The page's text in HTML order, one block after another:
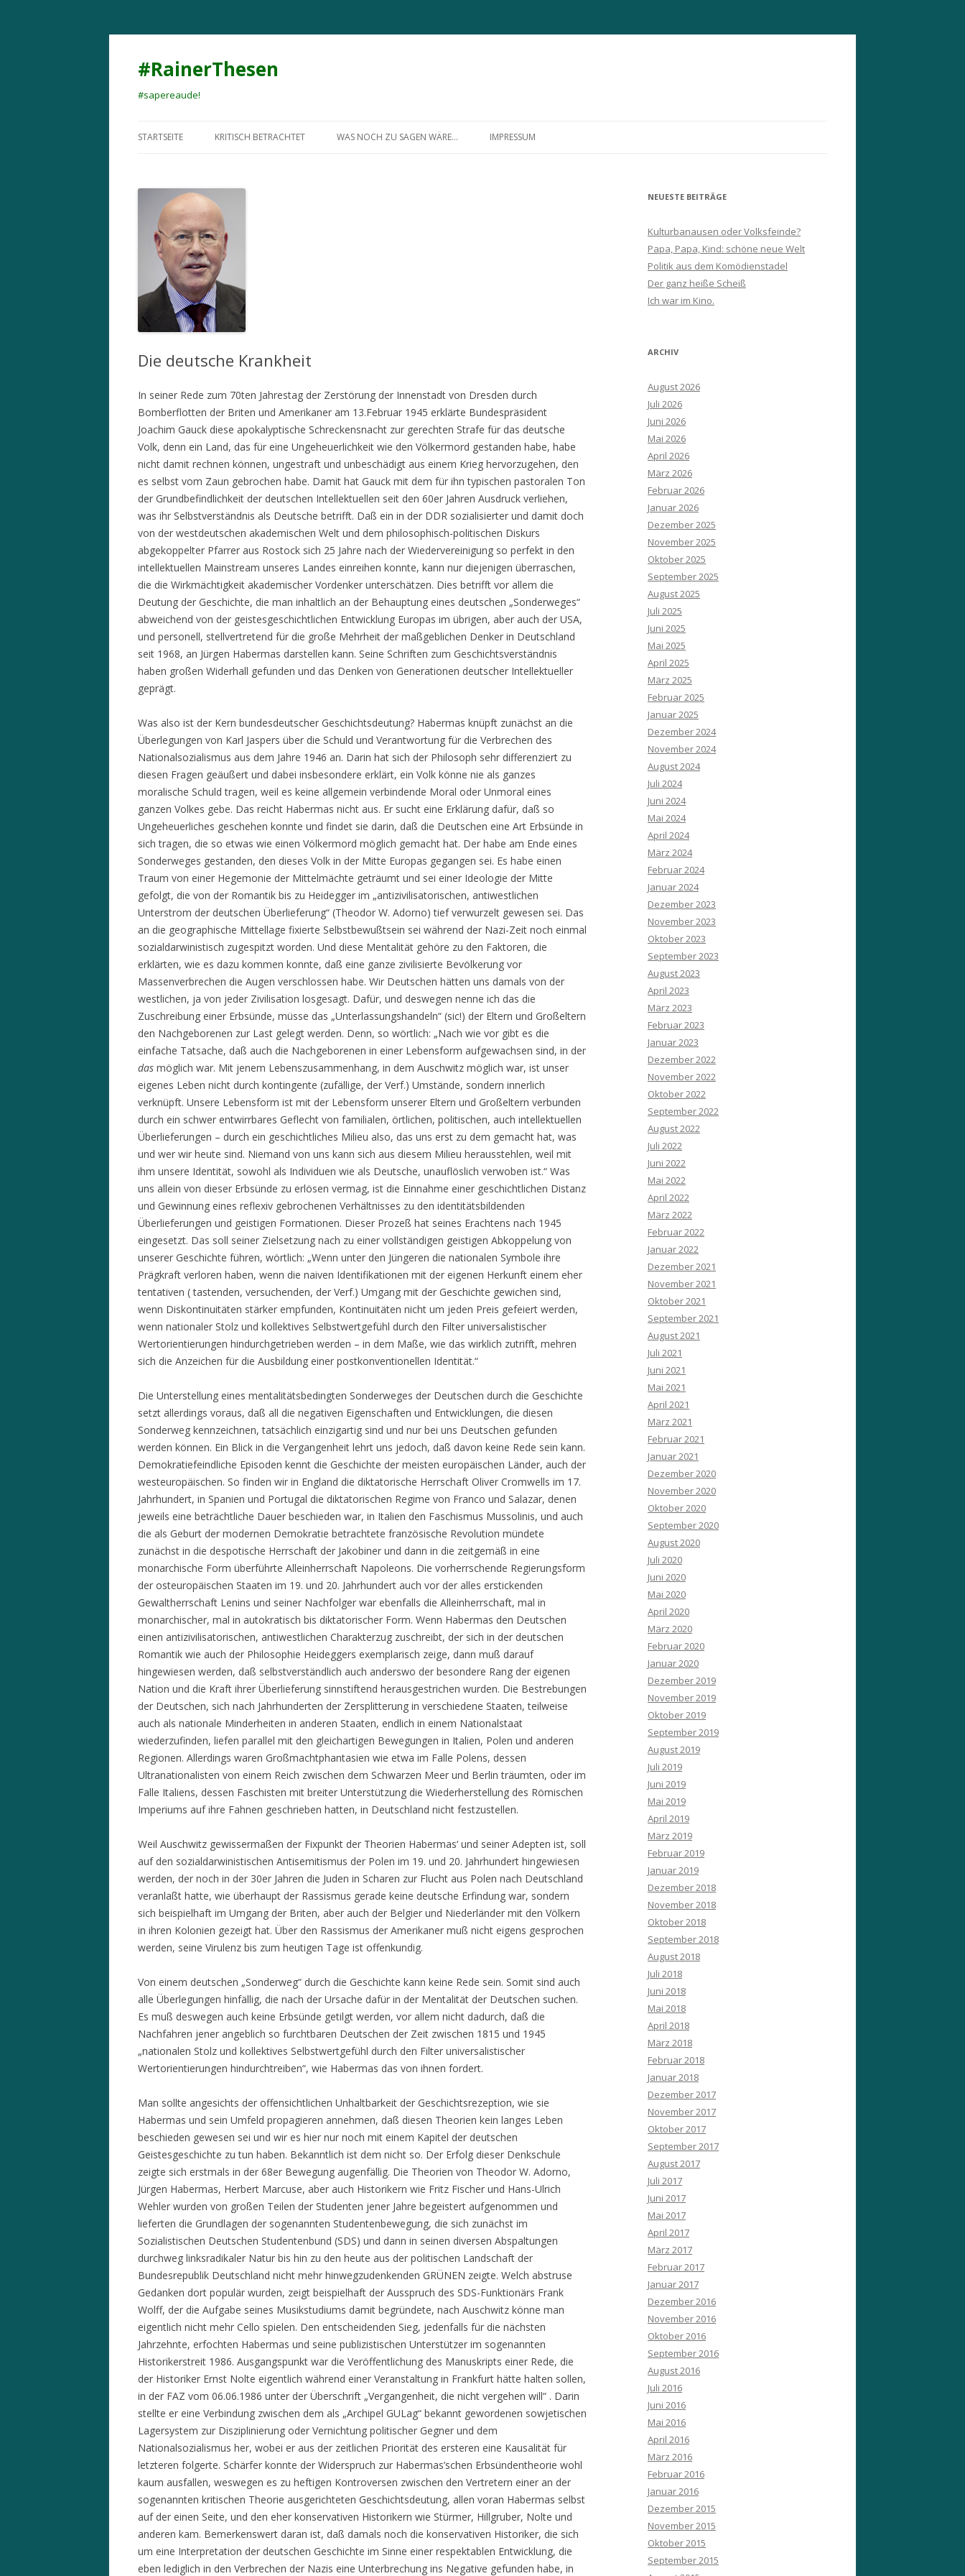
#RainerThesen
#sapereaude!
Inhalt
STARTSEITE KRITISCH BETRACHTET WAS NOCH ZU SAGEN WÄRE… IMPRESSUM
Die deutsche Krankheit
In seiner Rede zum 70ten Jahrestag der Zerstörung der Innenstadt von Dresden durch
Bomberflotten der Briten und Amerikaner am 13.Februar 1945 erklärte Bundespräsident
Joachim Gauck diese apokalyptische Schreckensnacht zur gerechten Strafe für das deutsche
Volk, denn ein Land, das für eine Ungeheuerlichkeit wie den Völkermord gestanden habe, habe
nicht damit rechnen können, ungestraft und unbeschädigt aus einem Krieg hervorzugehen, den
es selbst vom Zaun gebrochen habe. Damit hat Gauck mit dem für ihn typischen pastoralen Ton
der Grundbefindlichkeit der deutschen Intellektuellen seit den 60er Jahren Ausdruck verliehen,
was ihr Selbstverständnis als Deutsche betrifft. Daß ein in der DDR sozialisierter und damit doch
von der westdeutschen akademischen Welt und dem philosophisch-politischen Diskurs
abgekoppelter Pfarrer aus Rostock sich 25 Jahre nach der Wiedervereinigung so perfekt in den
intellektuellen Mainstream unseres Landes einreihen konnte, kann nur diejenigen überraschen,
die die Wirkmächtigkeit akademischer Vordenker unterschätzen. Dies betrifft vor allem die
Deutung der Geschichte, die man inhaltlich an der Behauptung eines deutschen „Sonderweges“
abweichend von der geistesgeschichtlichen Entwicklung Europas im übrigen, aber auch der USA,
und personell, stellvertretend für die große Mehrheit der maßgeblichen Denker in Deutschland
seit 1968, an Jürgen Habermas darstellen kann. Seine Schriften zum Geschichtsverständnis
haben großen Widerhall gefunden und das Denken von Generationen deutscher Intellektueller
geprägt.
Was also ist der Kern bundesdeutscher Geschichtsdeutung? Habermas knüpft zunächst an die
Überlegungen von Karl Jaspers über die Schuld und Verantwortung für die Verbrechen des
Nationalsozialismus aus dem Jahre 1946 an. Darin hat sich der Philosoph sehr differenziert zu
diesen Fragen geäußert und dabei insbesondere erklärt, ein Volk könne nie als ganzes
moralische Schuld tragen, weil es keine allgemein verbindende Moral oder Unmoral eines
ganzen Volkes gebe. Das reicht Habermas nicht aus. Er sucht eine Erklärung dafür, daß so
Ungeheuerliches geschehen konnte und findet sie darin, daß die Deutschen eine Art Erbsünde in
sich tragen, die so etwas wie einen Völkermord möglich gemacht hat. Der habe am Ende eines
Sonderweges gestanden, den dieses Volk in der Mitte Europas gegangen sei. Es habe einen
Traum von einer Hegemonie der Mittelmächte geträumt und sei einer Ideologie der Mitte
gefolgt, die von der Romantik bis zu Heidegger im „antizivilisatorischen, antiwestlichen
Unterstrom der deutschen Überlieferung“ (Theodor W. Adorno) tief verwurzelt gewesen sei. Das
an die geographische Mittellage fixierte Selbstbewußtsein sei während der Nazi-Zeit noch einmal
sozialdarwinistisch zugespitzt worden. Und diese Mentalität gehöre zu den Faktoren, die
erklärten, wie es dazu kommen konnte, daß eine ganze zivilisierte Bevölkerung vor
Massenverbrechen die Augen verschlossen habe. Wir Deutschen hätten uns damals von der
westlichen, ja von jeder Zivilisation losgesagt. Dafür, und deswegen nenne ich das die
Zuschreibung einer Erbsünde, müsse das „Unterlassungshandeln“ (sic!) der Eltern und Großeltern
den Nachgeborenen zur Last gelegt werden. Denn, so wörtlich: „Nach wie vor gibt es die
einfache Tatsache, daß auch die Nachgeborenen in einer Lebensform aufgewachsen sind, in der
das möglich war. Mit jenem Lebenszusammenhang, in dem Auschwitz möglich war, ist unser
eigenes Leben nicht durch kontingente (zufällige, der Verf.) Umstände, sondern innerlich
verknüpft. Unsere Lebensform ist mit der Lebensform unserer Eltern und Großeltern verbunden
durch ein schwer entwirrbares Geflecht von familialen, örtlichen, politischen, auch intellektuellen
Überlieferungen – durch ein geschichtliches Milieu also, das uns erst zu dem gemacht hat, was
und wer wir heute sind. Niemand von uns kann sich aus diesem Milieu herausstehlen, weil mit
ihm unsere Identität, sowohl als Individuen wie als Deutsche, unauflöslich verwoben ist.“ Was
uns allein von dieser Erbsünde zu erlösen vermag, ist die Einnahme einer geschichtlichen Distanz
und Gewinnung eines reflexiv gebrochenen Verhältnisses zu den identitätsbildenden
Überlieferungen und geistigen Formationen. Dieser Prozeß hat seines Erachtens nach 1945
eingesetzt. Das soll seiner Zielsetzung nach zu einer vollständigen geistigen Abkoppelung von
unserer Geschichte führen, wörtlich: „Wenn unter den Jüngeren die nationalen Symbole ihre
Prägkraft verloren haben, wenn die naiven Identifikationen mit der eigenen Herkunft einem eher
tentativen ( tastenden, versuchenden, der Verf.) Umgang mit der Geschichte gewichen sind,
wenn Diskontinuitäten stärker empfunden, Kontinuitäten nicht um jeden Preis gefeiert werden,
wenn nationaler Stolz und kollektives Selbstwertgefühl durch den Filter universalistischer
Wertorientierungen hindurchgetrieben werden – in dem Maße, wie das wirklich zutrifft, mehren
sich die Anzeichen für die Ausbildung einer postkonventionellen Identität.“
Die Unterstellung eines mentalitätsbedingten Sonderweges der Deutschen durch die Geschichte
setzt allerdings voraus, daß all die negativen Eigenschaften und Entwicklungen, die diesen
Sonderweg kennzeichnen, tatsächlich einzigartig sind und nur bei uns Deutschen gefunden
werden können. Ein Blick in die Vergangenheit lehrt uns jedoch, daß davon keine Rede sein kann.
Demokratiefeindliche Episoden kennt die Geschichte der meisten europäischen Länder, auch der
westeuropäischen. So finden wir in England die diktatorische Herrschaft Oliver Cromwells im 17.
Jahrhundert, in Spanien und Portugal die diktatorischen Regime von Franco und Salazar, denen
jeweils eine beträchtliche Dauer beschieden war, in Italien den Faschismus Mussolinis, und auch
die als Geburt der modernen Demokratie betrachtete französische Revolution mündete
zunächst in die despotische Herrschaft der Jakobiner und dann in die zeitgemäß in eine
monarchische Form überführte Alleinherrschaft Napoleons. Die vorherrschende Regierungsform
der osteuropäischen Staaten im 19. und 20. Jahrhundert auch vor der alles erstickenden
Gewaltherrschaft Lenins und seiner Nachfolger war ebenfalls die Alleinherrschaft, mal in
monarchischer, mal in autokratisch bis diktatorischer Form. Wenn Habermas den Deutschen
einen antizivilisatorischen, antiwestlichen Charakterzug zuschreibt, der sich in der deutschen
Romantik wie auch der Philosophie Heideggers exemplarisch zeige, dann muß darauf
hingewiesen werden, daß selbstverständlich auch anderswo der besondere Rang der eigenen
Nation und die Kraft ihrer Überlieferung sinnstiftend herausgestrichen wurden. Die Bestrebungen
der Deutschen, sich nach Jahrhunderten der Zersplitterung in verschiedene Staaten, teilweise
auch als nationale Minderheiten in anderen Staaten, endlich in einem Nationalstaat
wiederzufinden, liefen parallel mit den gleichartigen Bewegungen in Italien, Polen und anderen
Regionen. Allerdings waren Großmachtphantasien wie etwa im Falle Polens, dessen
Ultranationalisten von einem Reich zwischen dem Schwarzen Meer und Berlin träumten, oder im
Falle Italiens, dessen Faschisten mit breiter Unterstützung die Wiederherstellung des Römischen
Imperiums auf ihre Fahnen geschrieben hatten, in Deutschland nicht festzustellen.
Weil Auschwitz gewissermaßen der Fixpunkt der Theorien Habermas‘ und seiner Adepten ist, soll
auf den sozialdarwinistischen Antisemitismus der Polen im 19. und 20. Jahrhundert hingewiesen
werden, der noch in der 30er Jahren die Juden in Scharen zur Flucht aus Polen nach Deutschland
veranlaßt hatte, wie überhaupt der Rassismus gerade keine deutsche Erfindung war, sondern
sich beispielhaft im Umgang der Briten, aber auch der Belgier und Niederländer mit den Völkern
in ihren Kolonien gezeigt hat. Über den Rassismus der Amerikaner muß nicht eigens gesprochen
werden, seine Virulenz bis zum heutigen Tage ist offenkundig.
Von einem deutschen „Sonderweg“ durch die Geschichte kann keine Rede sein. Somit sind auch
alle Überlegungen hinfällig, die nach der Ursache dafür in der Mentalität der Deutschen suchen.
Es muß deswegen auch keine Erbsünde getilgt werden, vor allem nicht dadurch, daß die
Nachfahren jener angeblich so furchtbaren Deutschen der Zeit zwischen 1815 und 1945
„nationalen Stolz und kollektives Selbstwertgefühl durch den Filter universalistischer
Wertorientierungen hindurchtreiben“, wie Habermas das von ihnen fordert.
Man sollte angesichts der offensichtlichen Unhaltbarkeit der Geschichtsrezeption, wie sie
Habermas und sein Umfeld propagieren annehmen, daß diesen Theorien kein langes Leben
beschieden gewesen sei und wir es hier nur noch mit einem Kapitel der deutschen
Geistesgeschichte zu tun haben. Bekanntlich ist dem nicht so. Der Erfolg dieser Denkschule
zeigte sich erstmals in der 68er Bewegung augenfällig. Die Theorien von Theodor W. Adorno,
Jürgen Habermas, Herbert Marcuse, aber auch Historikern wie Fritz Fischer und Hans-Ulrich
Wehler wurden von großen Teilen der Studenten jener Jahre begeistert aufgenommen und
lieferten die Grundlagen der sogenannten Studentenbewegung, die sich zunächst im
Sozialistischen Deutschen Studentenbund (SDS) und dann in seinen diversen Abspaltungen
durchweg linksradikaler Natur bis hin zu den heute aus der politischen Landschaft der
Bundesrepublik Deutschland nicht mehr hinwegzudenkenden GRÜNEN zeigte. Welch abstruse
Gedanken dort populär wurden, zeigt beispielhaft der Ausspruch des SDS-Funktionärs Frank
Wolff, der die Aufgabe seines Musikstudiums damit begründete, nach Auschwitz könne man
eigentlich nicht mehr Cello spielen. Den entscheidenden Sieg, jedenfalls für die nächsten
Jahrzehnte, erfochten Habermas und seine publizistischen Unterstützer im sogenannten
Historikerstreit 1986. Ausgangspunkt war die Veröffentlichung des Manuskripts einer Rede, die
der Historiker Ernst Nolte eigentlich während einer Veranstaltung in Frankfurt hätte halten sollen,
in der FAZ vom 06.06.1986 unter der Überschrift „Vergangenheit, die nicht vergehen will“ . Darin
stellte er eine Verbindung zwischen dem als „Archipel GULag“ bekannt gewordenen sowjetischen
Lagersystem zur Disziplinierung oder Vernichtung politischer Gegner und dem
Nationalsozialismus her, wobei er aus der zeitlichen Priorität des ersteren eine Kausalität für
letzteren folgerte. Schärfer konnte der Widerspruch zur Habermas’schen Erbsündentheorie wohl
kaum ausfallen, weswegen es zu heftigen Kontroversen zwischen den Vertretern einer an der
sogenannten kritischen Theorie ausgerichteten Geschichtsdeutung, allen voran Habermas selbst
auf der einen Seite, und den eher konservativen Historikern wie Stürmer, Hillgruber, Nolte und
anderen kam. Bemerkenswert daran ist, daß damals noch die konservativen Historiker, die sich
um eine Interpretation der deutschen Geschichte im Sinne einer respektablen Entwicklung, die
eben lediglich in den Verbrechen der Nazis eine Unterbrechung ins Negative gefunden habe, in
NEUESTE BEITRÄGE
Kulturbanausen oder Volksfeinde?
Papa, Papa, Kind: schöne neue Welt
Politik aus dem Komödienstadel
Der ganz heiße Scheiß
Ich war im Kino.
ARCHIV
August 2026
Juli 2026
Juni 2026
Mai 2026
April 2026
März 2026
Februar 2026
Januar 2026
Dezember 2025
November 2025
Oktober 2025
September 2025
August 2025
Juli 2025
Juni 2025
Mai 2025
April 2025
März 2025
Februar 2025
Januar 2025
Dezember 2024
November 2024
August 2024
Juli 2024
Juni 2024
Mai 2024
April 2024
März 2024
Februar 2024
Januar 2024
Dezember 2023
November 2023
Oktober 2023
September 2023
August 2023
April 2023
März 2023
Februar 2023
Januar 2023
Dezember 2022
November 2022
Oktober 2022
September 2022
August 2022
Juli 2022
Juni 2022
Mai 2022
April 2022
März 2022
Februar 2022
Januar 2022
Dezember 2021
November 2021
Oktober 2021
September 2021
August 2021
Juli 2021
Juni 2021
Mai 2021
April 2021
März 2021
Februar 2021
Januar 2021
Dezember 2020
November 2020
Oktober 2020
September 2020
August 2020
Juli 2020
Juni 2020
Mai 2020
April 2020
März 2020
Februar 2020
Januar 2020
Dezember 2019
November 2019
Oktober 2019
September 2019
August 2019
Juli 2019
Juni 2019
Mai 2019
April 2019
März 2019
Februar 2019
Januar 2019
Dezember 2018
November 2018
Oktober 2018
September 2018
August 2018
Juli 2018
Juni 2018
Mai 2018
April 2018
März 2018
Februar 2018
Januar 2018
Dezember 2017
November 2017
Oktober 2017
September 2017
August 2017
Juli 2017
Juni 2017
Mai 2017
April 2017
März 2017
Februar 2017
Januar 2017
Dezember 2016
November 2016
Oktober 2016
September 2016
August 2016
Juli 2016
Juni 2016
Mai 2016
April 2016
März 2016
Februar 2016
Januar 2016
Dezember 2015
November 2015
Oktober 2015
September 2015